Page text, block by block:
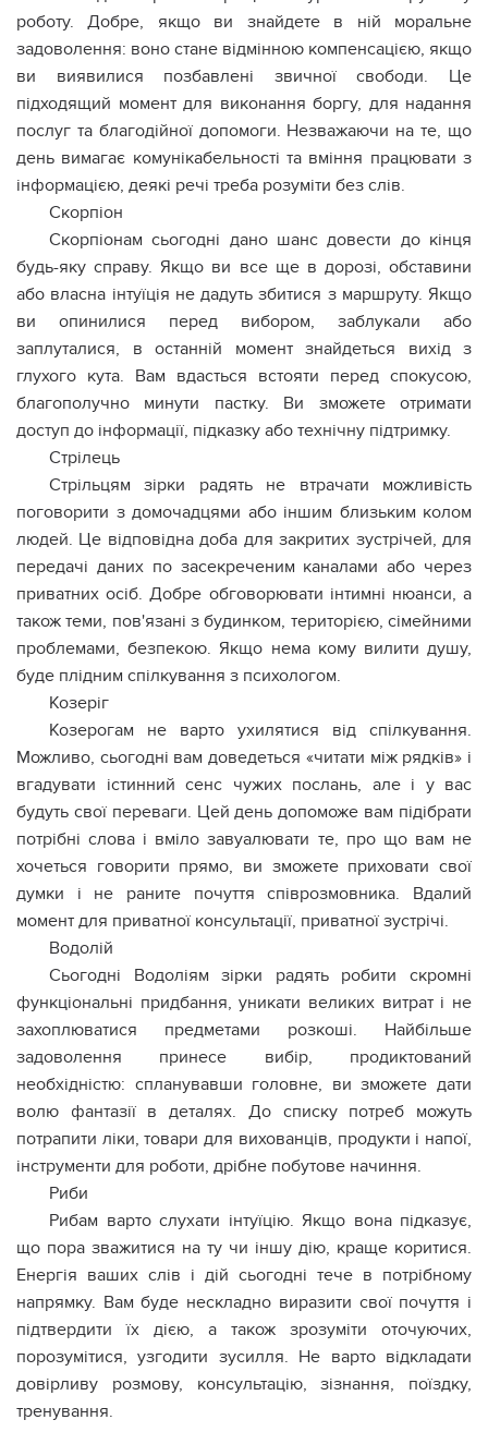
роботу. Добре, якщо ви знайдете в ній моральне
задоволення: воно стане відмінною компенсацією, якщо
ви виявилися позбавлені звичної свободи. Це
підходящий момент для виконання боргу, для надання
послуг та благодійної допомоги. Незважаючи на те, що
день вимагає комунікабельності та вміння працювати з
інформацією, деякі речі треба розуміти без слів.
Скорпіон
Скорпіонам сьогодні дано шанс довести до кінця
будь-яку справу. Якщо ви все ще в дорозі, обставини
або власна інтуїція не дадуть збитися з маршруту. Якщо
ви опинилися перед вибором, заблукали або
заплуталися, в останній момент знайдеться вихід з
глухого кута. Вам вдасться встояти перед спокусою,
благополучно минути пастку. Ви зможете отримати
доступ до інформації, підказку або технічну підтримку.
Стрілець
Стрільцям зірки радять не втрачати можливість
поговорити з домочадцями або іншим близьким колом
людей. Це відповідна доба для закритих зустрічей, для
передачі даних по засекреченим каналами або через
приватних осіб. Добре обговорювати інтимні нюанси, а
також теми, пов'язані з будинком, територією, сімейними
проблемами, безпекою. Якщо нема кому вилити душу,
буде плідним спілкування з психологом.
Козеріг
Козерогам не варто ухилятися від спілкування.
Можливо, сьогодні вам доведеться «читати між рядків» і
вгадувати істинний сенс чужих послань, але і у вас
будуть свої переваги. Цей день допоможе вам підібрати
потрібні слова і вміло завуалювати те, про що вам не
хочеться говорити прямо, ви зможете приховати свої
думки і не раните почуття співрозмовника. Вдалий
момент для приватної консультації, приватної зустрічі.
Водолій
Сьогодні Водоліям зірки радять робити скромні
функціональні придбання, уникати великих витрат і не
захоплюватися предметами розкоші. Найбільше
задоволення принесе вибір, продиктований
необхідністю: спланувавши головне, ви зможете дати
волю фантазії в деталях. До списку потреб можуть
потрапити ліки, товари для вихованців, продукти і напої,
інструменти для роботи, дрібне побутове начиння.
Риби
Рибам варто слухати інтуїцію. Якщо вона підказує,
що пора зважитися на ту чи іншу дію, краще коритися.
Енергія ваших слів і дій сьогодні тече в потрібному
напрямку. Вам буде нескладно виразити свої почуття і
підтвердити їх дією, а також зрозуміти оточуючих,
порозумітися, узгодити зусилля. Не варто відкладати
довірливу розмову, консультацію, зізнання, поїздку,
тренування.